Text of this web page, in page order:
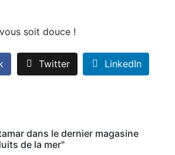
soit douce !
Twitter LinkedIn
dans le dernier magasine
de la mer"